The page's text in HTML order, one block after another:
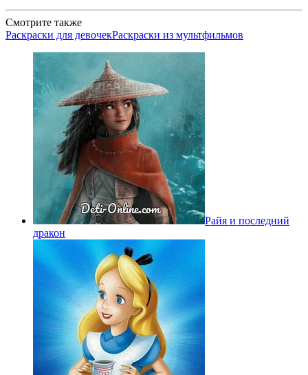
Смотрите также
Раскраски для девочекРаскраски из мультфильмов
Райя и последний
дракон